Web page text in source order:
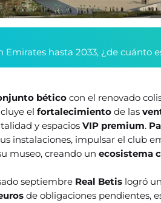
Emirates hasta 2033, ¿de cuánto
bético con el renovado
elfortalecimiento de las
y espaciosVIP premium.
instalaciones, impulsar el club
museo, creando unecosistema
septiembre Real Betis logró
de obligaciones pendientes,